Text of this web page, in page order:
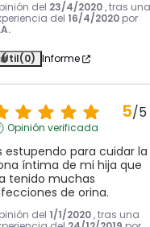
del 23/4/2020 , tras una
del 16/4/2020 por
Útil(0) Informe
5/5
Opinión verificada
estupendo para cuidar la
íntima de mi hija que
tenido muchas
de orina.
del 1/1/2020 , tras una